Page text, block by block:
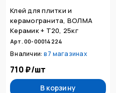
Клей для плитки и
керамогранита, ВОЛМА
Керамик + Т20, 25кг
Арт. 00-00014224
В наличии: в7 магазинах
710 ₽/шт
В корзину